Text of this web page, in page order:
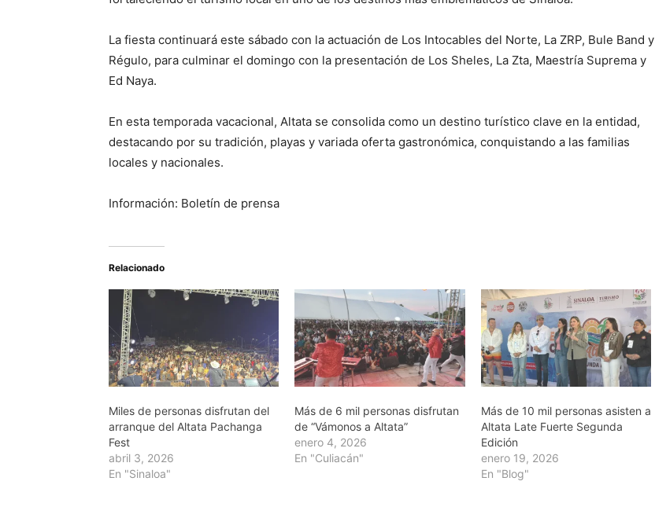
La fiesta continuará este sábado con la actuación de Los Intocables del Norte, La ZRP, Bule Band y
Régulo, para culminar el domingo con la presentación de Los Sheles, La Zta, Maestría Suprema y
Ed Naya.
En esta temporada vacacional, Altata se consolida como un destino turístico clave en la entidad,
destacando por su tradición, playas y variada oferta gastronómica, conquistando a las familias
locales y nacionales.
Información: Boletín de prensa
Relacionado
Miles de personas disfrutan del
arranque del Altata Pachanga
Fest
abril 3, 2026
En "Sinaloa"
Más de 6 mil personas disfrutan
de “Vámonos a Altata”
enero 4, 2026
En "Culiacán"
Más de 10 mil personas asisten a
Altata Late Fuerte Segunda
Edición
enero 19, 2026
En "Blog"